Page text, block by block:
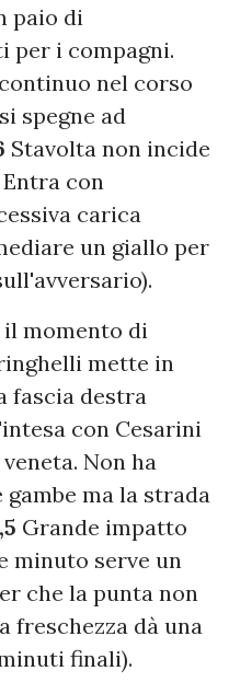
paio di
per i compagni.
nel corso
spegne ad
Stavolta non incide
con
carica
un giallo per
il momento di
mette in
fascia destra
con Cesarini
Non ha
ma la strada
Grande impatto
minuto serve un
che la punta non
freschezza dà una
finali).